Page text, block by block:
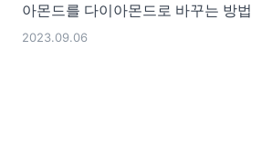
아몬드를 다이아몬드로 바꾸는 방법
2023.09.06